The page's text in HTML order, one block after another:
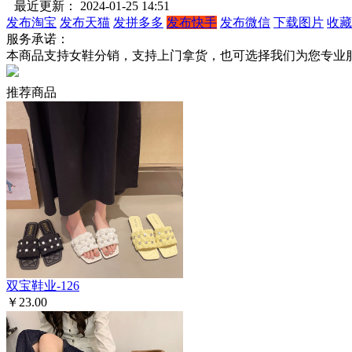
最近更新： 2024-01-25 14:51
发布淘宝 发布天猫 发拼多多 发布快手 发布微信 下载图片 收
服务承诺：
本商品支持女鞋分销，支持上门拿货，也可选择我们为您专业
推荐商品
双宝鞋业-126
￥23.00